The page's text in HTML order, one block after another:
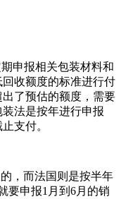
申报相关包装材料和
收额度的标准进行付
了预估的额度，需要
法是按年进行申报
支付。
，而法国则是按半年
要申报1月到6月的销